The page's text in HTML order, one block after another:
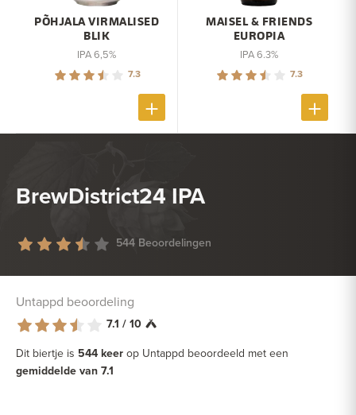
PÕHJALA VIRMALISED
BLIK
IPA 6,5%
7.3
MAISEL & FRIENDS
EUROPIA
IPA 6.3%
7.3
BrewDistrict24 IPA
544 Beoordelingen
Untappd beoordeling
7.1 / 10
Dit biertje is 544 keer op Untappd beoordeeld met een
gemiddelde van 7.1